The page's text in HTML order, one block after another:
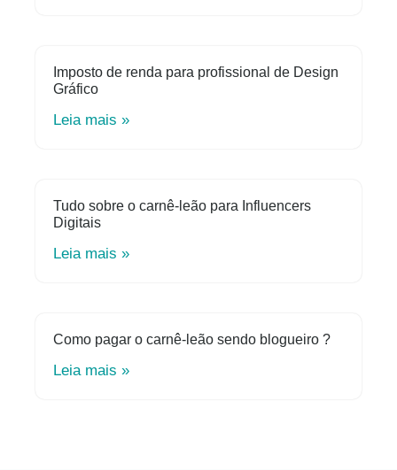
Imposto de renda para profissional de Design
Gráfico
Leia mais »
Tudo sobre o carnê-leão para Influencers
Digitais
Leia mais »
Como pagar o carnê-leão sendo blogueiro ?
Leia mais »